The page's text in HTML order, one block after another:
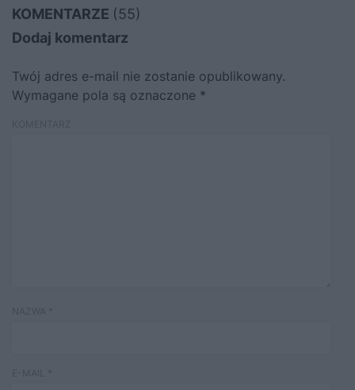
KOMENTARZE (55)
Dodaj komentarz
Twój adres e-mail nie zostanie opublikowany.
Wymagane pola są oznaczone *